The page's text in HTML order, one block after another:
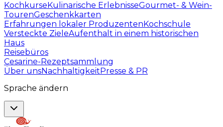
KochkurseKulinarische ErlebnisseGourmet- & Wein-
TourenGeschenkkarten
Erfahrungen lokaler ProduzentenKochschule
Versteckte ZieleAufenthalt in einem historischen
Haus
Reisebüros
Cesarine-Rezeptsammlung
Über unsNachhaltigkeitPresse & PR
Sprache ändern